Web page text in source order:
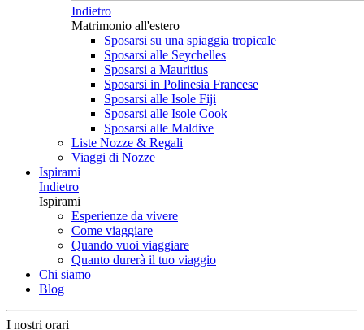
Indietro
Matrimonio all'estero
Sposarsi su una spiaggia tropicale
Sposarsi alle Seychelles
Sposarsi a Mauritius
Sposarsi in Polinesia Francese
Sposarsi alle Isole Fiji
Sposarsi alle Isole Cook
Sposarsi alle Maldive
Liste Nozze & Regali
Viaggi di Nozze
Ispirami
Indietro
Ispirami
Esperienze da vivere
Come viaggiare
Quando vuoi viaggiare
Quanto durerà il tuo viaggio
Chi siamo
Blog
I nostri orari